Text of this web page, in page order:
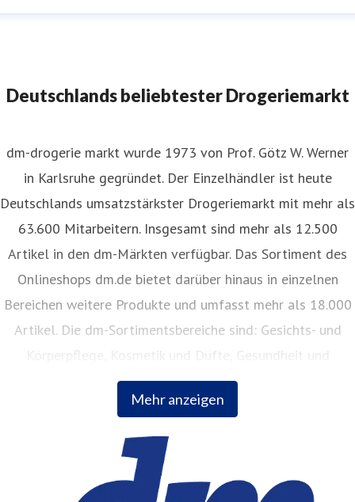
Deutschlands beliebtester Drogeriemarkt
Mehr anzeigen
dm-drogerie markt wurde 1973 von Prof. Götz W. Werner
in Karlsruhe gegründet. Der Einzelhändler ist heute
Deutschlands umsatzstärkster Drogeriemarkt mit mehr als
63.600 Mitarbeitern. Insgesamt sind mehr als 12.500
Artikel in den dm-Märkten verfügbar. Das Sortiment des
Onlineshops dm.de bietet darüber hinaus in einzelnen
Bereichen weitere Produkte und umfasst mehr als 18.000
Artikel. Die dm-Sortimentsbereiche sind: Gesichts- und
Körperpflege, Kosmetik und Düfte, Gesundheit und
Naturkost, Babynahrung, Babykleidung, Babypflege,
Haushalt, Foto, Hygieneartikel, Tiernahrung.